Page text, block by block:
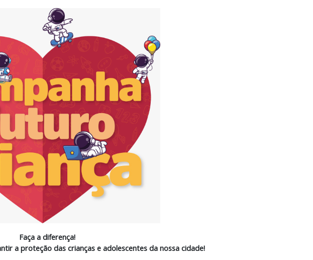
Faça a diferença!
a proteção das crianças e adolescentes da nossa cidade!